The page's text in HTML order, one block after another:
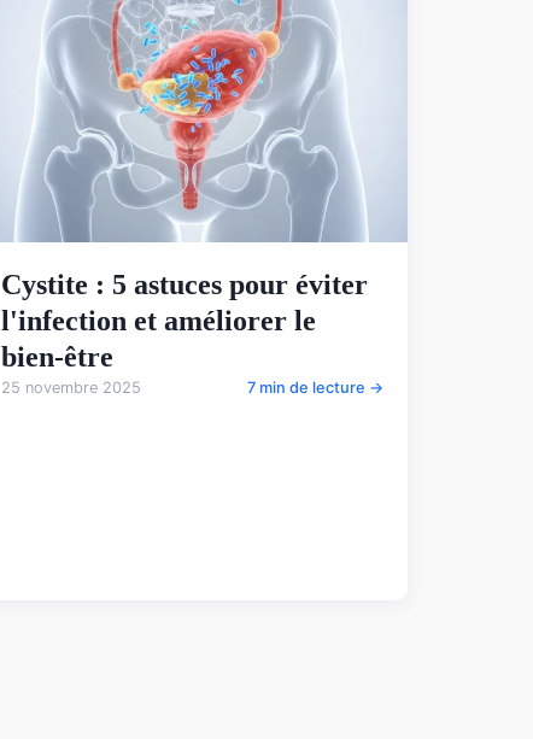
Cystite : 5 astuces pour éviter
l'infection et améliorer le
bien-être
25 novembre 2025 7 min de lecture →